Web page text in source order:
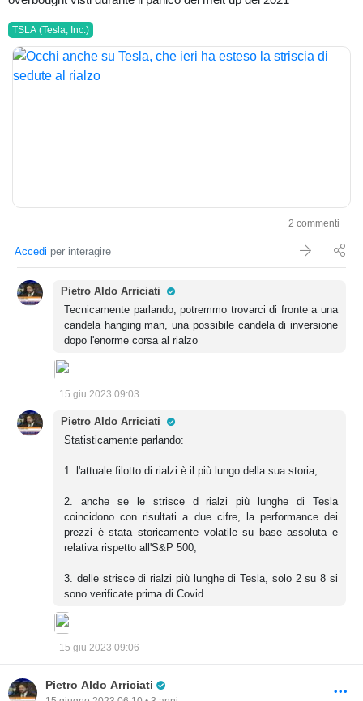
TSLA (Tesla, Inc.)
2 commenti
Accedi per interagire
Pietro Aldo Arriciati
Tecnicamente parlando, potremmo trovarci di fronte a una
candela hanging man, una possibile candela di inversione
dopo l'enorme corsa al rialzo
15 giu 2023 09:03
Pietro Aldo Arriciati
Statisticamente parlando:
1. l'attuale filotto di rialzi è il più lungo della sua storia;
2. anche se le strisce d rialzi più lunghe di Tesla
coincidono con risultati a due cifre, la performance dei
prezzi è stata storicamente volatile su base assoluta e
relativa rispetto all'S&P 500;
3. delle strisce di rialzi più lunghe di Tesla, solo 2 su 8 si
sono verificate prima di Covid.
15 giu 2023 09:06
Pietro Aldo Arriciati